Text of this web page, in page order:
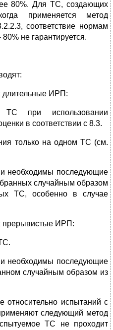
80%. Для ТС, создающих
применяется метод
соответствие нормам
не гарантируется.
длительные ИРП:
при использовании
в соответствии с 8.3.
только на одном ТС (см.
необходимы последующие
случайным образом
ТС, особенно в случае
прерывистые ИРП:
необходимы последующие
случайным образом из
относительно испытаний с
следующий метод
ТС не проходит